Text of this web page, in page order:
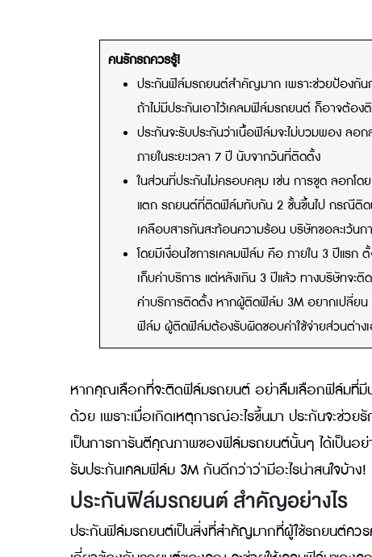
คนรักรถควรรู้!
ประกันฟิล์มรถยนต์สำคัญมาก เพราะช่ว
ถ้าไม่มีประกันเอาไว้เคลมฟิล์มรถยนต์ ก็
ประกันจะรับประกันว่าเนื้อฟิล์มจะไม่บวม
ภายในระยะเวลา 7 ปี นับจากวันที่ติดตั้ง
ในส่วนที่ประกันไม่ครอบคลุม เช่น การขู
แตก รถยนต์ที่ติดฟิล์มทับกัน 2 ชั้นขึ้นไป
เคลือบสารกันสะท้อนความร้อน บริษัทขอล
โดยมีเงื่อนไขการเคลมฟิล์ม คือ ภายใน
ค่าบริการติดตั้ง หากผู้ติดฟิล์ม 3M อยาก
ฟิล์ม ผู้ติดฟิล์มต้องรับผิดชอบค่าใช้จ่ายส่
หากคุณเลือกที่จะติดฟิล์มรถยนต์ อย่าลืมเลือกฟิ
ด้วย เพราะเมื่อเกิดเหตุการณ์อะไรขึ้นมา ประกั